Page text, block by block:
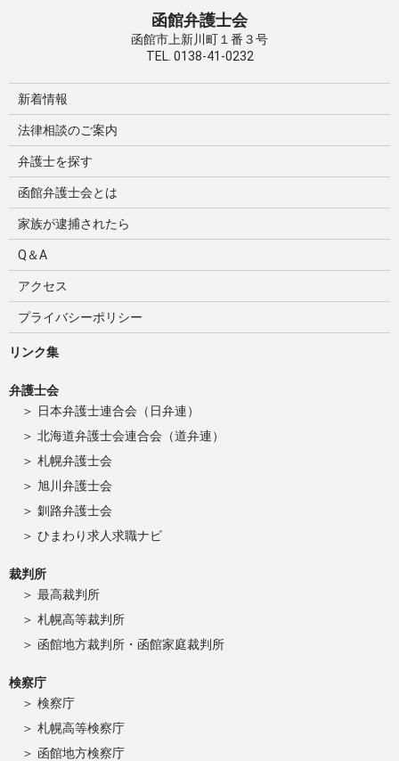
函館弁護士会
函館市上新川町１番３号
TEL. 0138-41-0232
新着情報
法律相談のご案内
弁護士を探す
函館弁護士会とは
家族が逮捕されたら
Q＆A
アクセス
プライバシーポリシー
リンク集
弁護士会
日本弁護士連合会（日弁連）
北海道弁護士会連合会（道弁連）
札幌弁護士会
旭川弁護士会
釧路弁護士会
ひまわり求人求職ナビ
裁判所
最高裁判所
札幌高等裁判所
函館地方裁判所・函館家庭裁判所
検察庁
検察庁
札幌高等検察庁
函館地方検察庁